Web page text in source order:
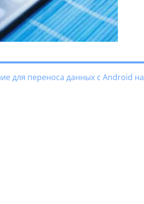
для переноса данных с Android на